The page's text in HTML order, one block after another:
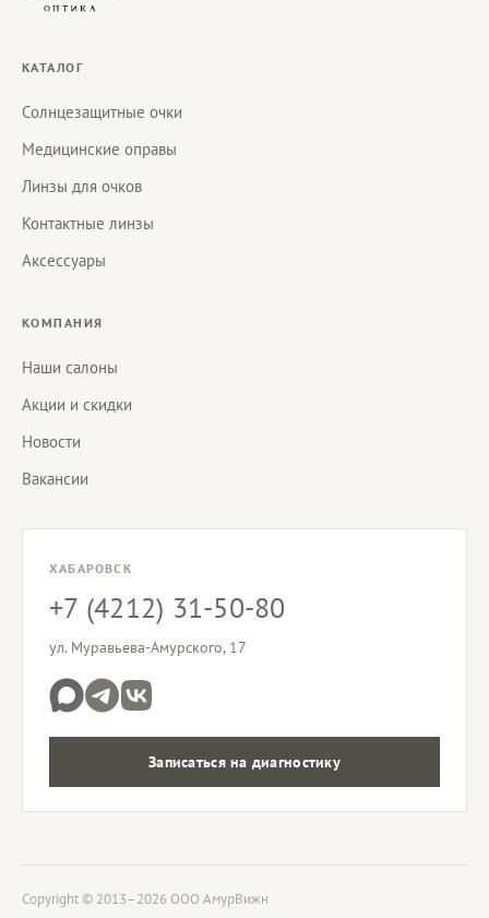
КАТАЛОГ
Солнцезащитные очки
Медицинские оправы
Линзы для очков
Контактные линзы
Аксессуары
КОМПАНИЯ
Наши салоны
Акции и скидки
Новости
Вакансии
ХАБАРОВСК
+7 (4212) 31-50-80
ул. Муравьева-Амурского, 17
Записаться на диагностику
Copyright © 2013–2026 ООО АмурВижн